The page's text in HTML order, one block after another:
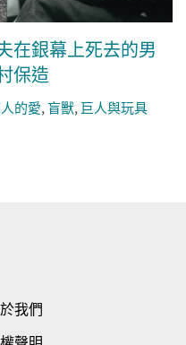
在銀幕上死去的男
保造
的愛,盲獸,巨人與玩具
我們